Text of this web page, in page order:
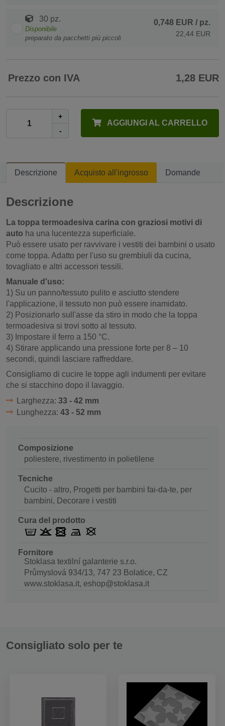
30 pz.
Disponibile
preparato da pacchetti più piccoli
0,748 EUR / pz.
22,44 EUR
Prezzo con IVA 1,28 EUR
+
-
AGGIUNGI AL CARRELLO
Descrizione Acquisto all'ingrosso Domande
Descrizione
La toppa termoadesiva carina con graziosi motivi di
auto ha una lucentezza superficiale.
Può essere usato per ravvivare i vestiti dei bambini o usato
come toppa. Adatto per l'uso su grembiuli da cucina,
tovagliato e altri accessori tessili.
Manuale d'uso:
1) Su un panno/tessuto pulito e asciutto stendere
l'applicazione, il tessuto non può essere inamidato.
2) Posizionarlo sull'asse da stiro in modo che la toppa
termoadesiva si trovi sotto al tessuto.
3) Impostare il ferro a 150 °C.
4) Stirare applicando una pressione forte per 8 – 10
secondi, quindi lasciare raffreddare.
Consigliamo di cucire le toppe agli indumenti per evitare
che si stacchino dopo il lavaggio.
Larghezza: 33 - 42 mm
Lunghezza: 43 - 52 mm
Composizione
poliestere, rivestimento in polietilene
Tecniche
Cucito - altro, Progetti per bambini fai-da-te, per
bambini, Decorare i vestiti
Cura del prodotto
Fornitore
Stoklasa textilní galanterie s.r.o.
Průmyslová 934/13, 747 23 Bolatice, CZ
www.stoklasa.it, eshop@stoklasa.it
Consigliato solo per te